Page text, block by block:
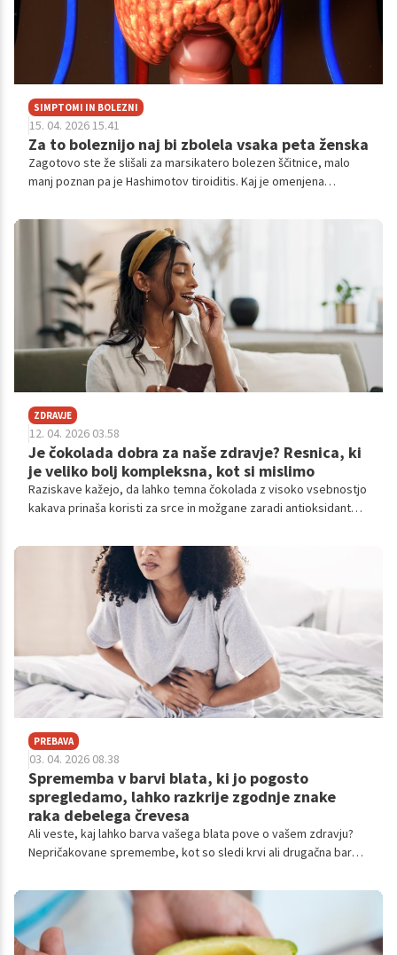
SIMPTOMI IN BOLEZNI
15. 04. 2026 15.41
Za to boleznijo naj bi zbolela vsaka peta ženska
Zagotovo ste že slišali za marsikatero bolezen ščitnice, malo
manj poznan pa je Hashimotov tiroiditis. Kaj je omenjena
si lahko preberete v nadaljevanju.
ZDRAVJE
12. 04. 2026 03.58
Je čokolada dobra za naše zdravje? Resnica, ki
je veliko bolj kompleksna, kot si mislimo
Raziskave kažejo, da lahko temna čokolada z visoko vsebnostjo
kakava prinaša koristi za srce in možgane zaradi antioksidantov.
sladkorja in kalorij odtehta prednosti.
PREBAVA
03. 04. 2026 08.38
Sprememba v barvi blata, ki jo pogosto
spregledamo, lahko razkrije zgodnje znake
raka debelega črevesa
Ali veste, kaj lahko barva vašega blata pove o vašem zdravju?
Nepričakovane spremembe, kot so sledi krvi ali drugačna barva,